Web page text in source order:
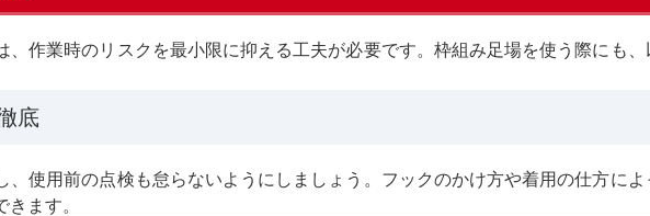
、作業時のリスクを最小限に抑える工夫が必要です。枠組み足場を使う際にも、
底
、使用前の点検も怠らないようにしましょう。フックのかけ方や着用の仕方によ
ます。